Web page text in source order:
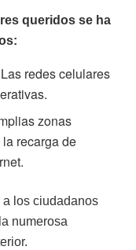
queridos se ha
Las redes celulares
zonas
recarga de
a los ciudadanos
numerosa